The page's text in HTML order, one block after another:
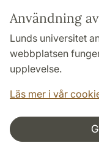
Användning
Lunds universitet
webbplatsen
upplevelse.
Läs mer i vår
TYPO3-login
Följ oss i sociala